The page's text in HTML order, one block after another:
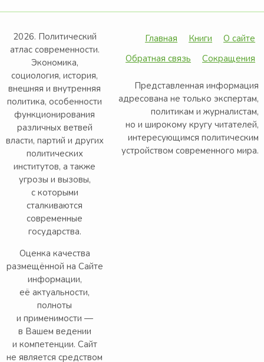
2026. Политический
атлас современности.
Экономика,
социология, история,
внешняя и внутренняя
политика, особенности
функционирования
различных ветвей
власти, партий и других
политических
институтов, а также
угрозы и вызовы,
с которыми
сталкиваются
современные
государства.
Оценка качества
размещённой на Сайте
информации,
её актуальности,
полноты
и применимости —
в Вашем ведении
и компетенции. Сайт
не является средством
Главная Книги
О сайте
Обратная связь
Сокращения
Представленная информация
адресована не только экспертам,
политикам и журналистам,
но и широкому кругу читателей,
интересующимся политическим
устройством современного мира.